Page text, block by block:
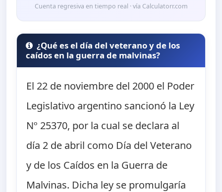
Cuenta regresiva en tiempo real · vía Calculatorr.com
¿Qué es el día del veterano y de los
caídos en la guerra de malvinas?
El 22 de noviembre del 2000 el Poder
Legislativo argentino sancionó la Ley
Nº 25370, por la cual se declara al
día 2 de abril como Día del Veterano
y de los Caídos en la Guerra de
Malvinas. Dicha ley se promulgaría